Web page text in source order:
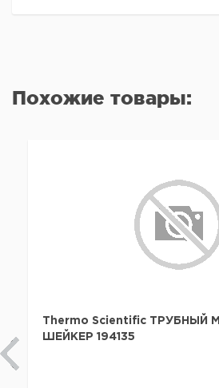
Похожие товары:
Thermo Scientific ТРУБНЫЙ
ШЕЙКЕР 194135